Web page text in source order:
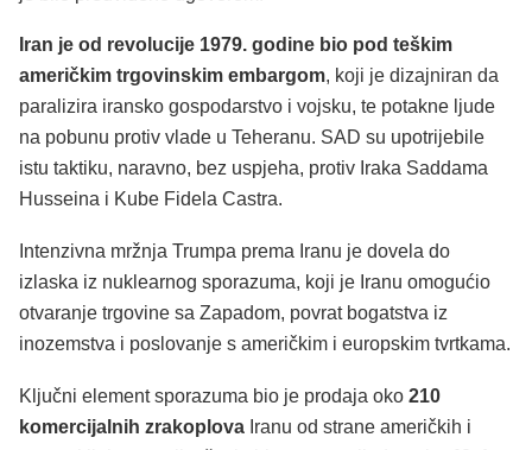
Iran je od revolucije 1979. godine bio pod teškim
američkim trgovinskim embargom, koji je dizajniran da
paralizira iransko gospodarstvo i vojsku, te potakne ljude
na pobunu protiv vlade u Teheranu. SAD su upotrijebile
istu taktiku, naravno, bez uspjeha, protiv Iraka Saddama
Husseina i Kube Fidela Castra.
Intenzivna mržnja Trumpa prema Iranu je dovela do
izlaska iz nuklearnog sporazuma, koji je Iranu omogućio
otvaranje trgovine sa Zapadom, povrat bogatstva iz
inozemstva i poslovanje s američkim i europskim tvrtkama.
Ključni element sporazuma bio je prodaja oko 210
komercijalnih zrakoplova Iranu od strane američkih i